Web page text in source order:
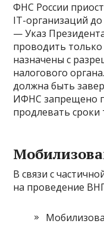
ФНС России
IT-организаций
— Указ
проводить
назначены с
налогового
должна быть
ИФНС запрещено
продлевать сроки
В связи с
на проведение